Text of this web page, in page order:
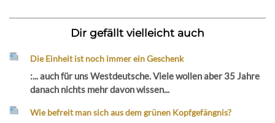
Dir gefällt vielleicht auch
Die Einheit ist noch immer ein Geschenk
:... auch für uns Westdeutsche. Viele wollen aber 35 Jahre
danach nichts mehr davon wissen...
Wie befreit man sich aus dem grünen Kopfgefängnis?